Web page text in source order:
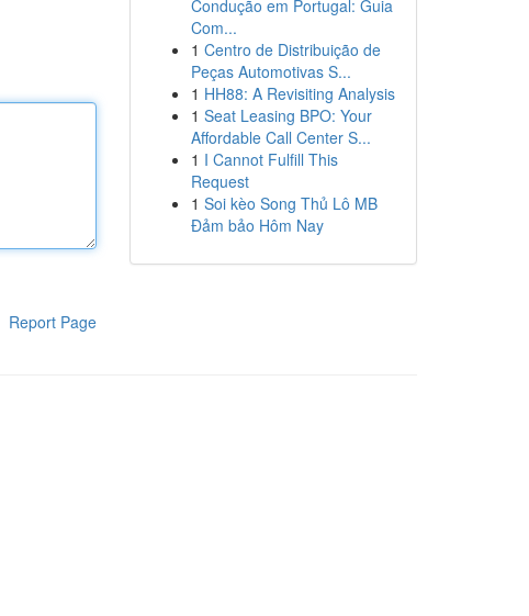
Report Page
Condução em Portugal: Guia
Com...
1 Centro de Distribuição de
Peças Automotivas S...
1 HH88: A Revisiting Analysis
1 Seat Leasing BPO: Your
Affordable Call Center S...
1 I Cannot Fulfill This
Request
1 Soi kèo Song Thủ Lô MB
Đảm bảo Hôm Nay